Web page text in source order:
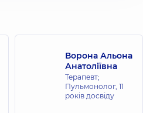
Ворона Альона
Анатоліївна
Терапевт;
Пульмонолог, 11
років досвіду